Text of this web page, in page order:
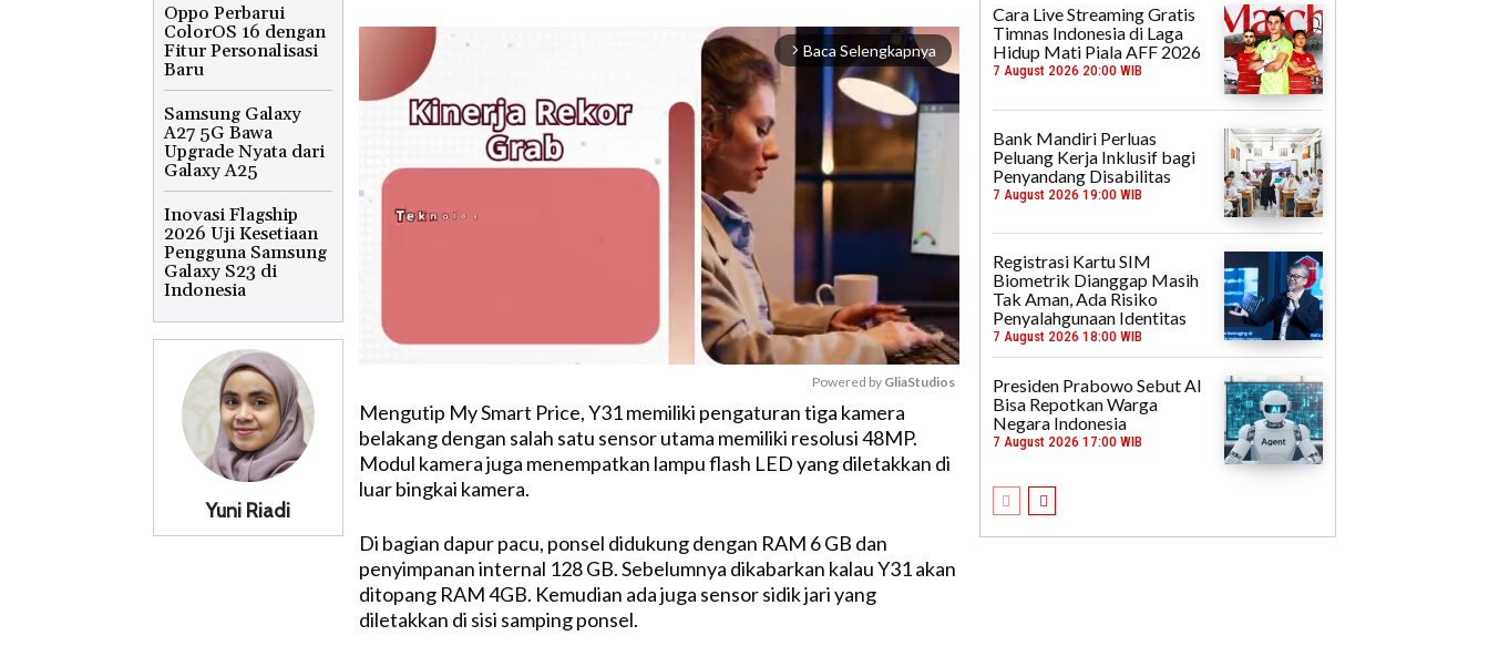
Oppo Perbarui
ColorOS 16 dengan
Fitur Personalisasi
Baru
Samsung Galaxy
A27 5G Bawa
Upgrade Nyata dari
Galaxy A25
Inovasi Flagship
2026 Uji Kesetiaan
Pengguna Samsung
Galaxy S23 di
Indonesia
Yuni Riadi
arrow_forward_ios Baca Selengkapnya
M
u
e
Powered by GliaStudios
Mengutip My Smart Price, Y31 memiliki pengaturan tiga kamera
belakang dengan salah satu sensor utama memiliki resolusi 48MP.
Modul kamera juga menempatkan lampu flash LED yang diletakkan di
luar bingkai kamera.
Di bagian dapur pacu, ponsel didukung dengan RAM 6 GB dan
penyimpanan internal 128 GB. Sebelumnya dikabarkan kalau Y31 akan
ditopang RAM 4GB. Kemudian ada juga sensor sidik jari yang
diletakkan di sisi samping ponsel.
Cara Live Streaming Gratis
Timnas Indonesia di Laga
Hidup Mati Piala AFF 2026
7 August 2026 20:00 WIB
Bank Mandiri Perluas
Peluang Kerja Inklusif bagi
Penyandang Disabilitas
7 August 2026 19:00 WIB
Registrasi Kartu SIM
Biometrik Dianggap Masih
Tak Aman, Ada Risiko
Penyalahgunaan Identitas
7 August 2026 18:00 WIB
Presiden Prabowo Sebut AI
Bisa Repotkan Warga
Negara Indonesia
7 August 2026 17:00 WIB